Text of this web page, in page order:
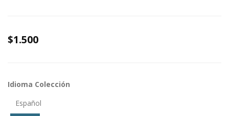
$1.500
Idioma Colección
Español